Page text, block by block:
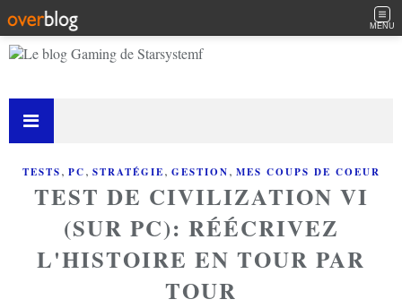
MENU
TESTS, PC, STRATÉGIE, GESTION, MES COUPS DE COEUR
TEST DE CIVILIZATION VI
(SUR PC): RÉÉCRIVEZ
L'HISTOIRE EN TOUR PAR
TOUR